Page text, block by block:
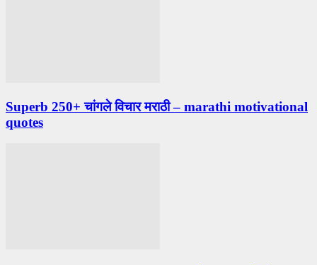
Superb 250+ चांगले विचार मराठी – marathi motivational
quotes